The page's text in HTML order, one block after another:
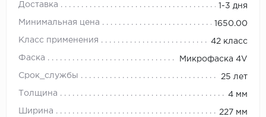
Доставка 1-3 дня
Минимальная цена 1650.00
Класс применения 42 класс
Фаска Микрофаска 4V
Срок_службы 25 лет
Толщина 4 мм
Ширина 227 мм